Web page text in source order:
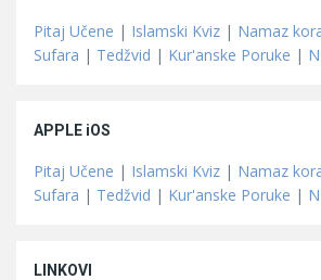
Pitaj Učene | Islamski Kviz | Namaz
Sufara | Tedžvid | Kur'anske Poruke |
APPLE iOS
Pitaj Učene | Islamski Kviz | Namaz
Sufara | Tedžvid | Kur'anske Poruke |
LINKOVI